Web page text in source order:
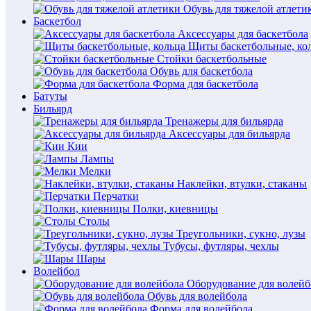
Обувь для тяжелой
Баскетбол
Аксессуары для баскетбола
Щиты баскетбольные,
Стойки баскетбольные
Обувь для баскетбола
Форма для баскетбола
Батуты
Бильярд
Тренажеры для бильярда
Аксессуары для бильярда
Кии
Лампы
Мелки
Наклейки, втулки, стаканы
Перчатки
Полки, киевницы
Столы
Треугольники, сукно, лузы
Тубусы, футляры, чехлы
Шары
Волейбол
Оборудование для
Обувь для волейбола
Форма для волейбола